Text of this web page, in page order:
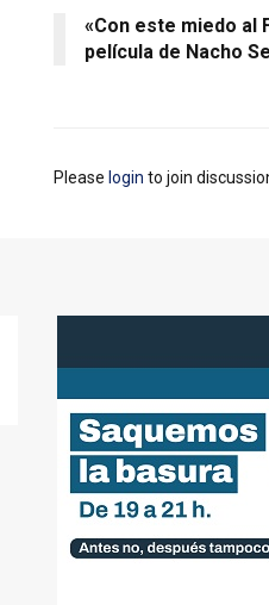
«Con este miedo al
película de Nacho
Please login to join